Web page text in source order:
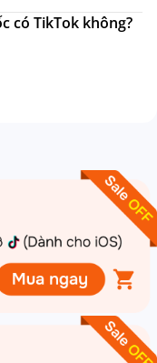
có TikTok không?